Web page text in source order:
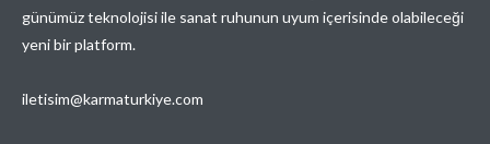
günümüz teknolojisi ile sanat ruhunun uyum içerisinde olabileceği
yeni bir platform.
iletisim@karmaturkiye.com